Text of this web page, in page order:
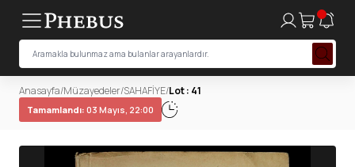
Anasayfa/Müzayedeler/SAHAFİYE/Lot : 41
Tamamlandı: 03 Mayıs, 22:00